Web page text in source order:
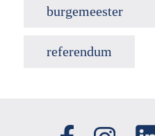
burgemeester
referendum